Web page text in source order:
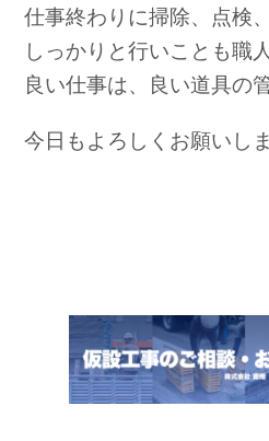
仕事終わりに掃除、点検
しっかりと行いことも職
良い仕事は、良い道具の
今日もよろしくお願いし